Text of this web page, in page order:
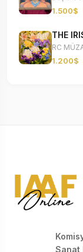
1.500$
THE
RC
1.200$
Sanat